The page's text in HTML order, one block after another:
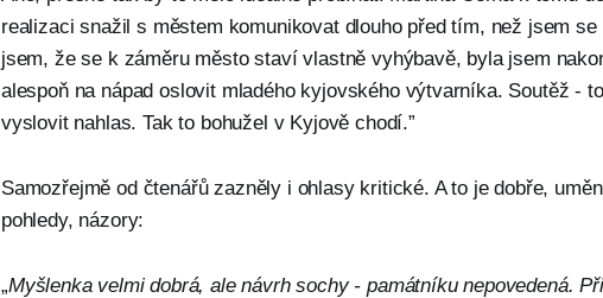
realizaci snažil s městem komunikovat dlouho před tím, než jsem
jsem, že se k záměru město staví vlastně vyhýbavě, byla jsem
alespoň na nápad oslovit mladého kyjovského výtvarníka. Soutěž -
vyslovit nahlas. Tak to bohužel v Kyjově chodí.”
Samozřejmě od čtenářů zazněly i ohlasy kritické. A to je dobře,
pohledy, názory:
„Myšlenka velmi dobrá, ale návrh sochy - památníku nepovedená.